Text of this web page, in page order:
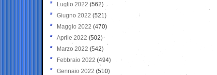
Luglio 2022 (562)
Giugno 2022 (521)
Maggio 2022 (470)
Aprile 2022 (502)
Marzo 2022 (542)
Febbraio 2022 (494)
Gennaio 2022 (510)